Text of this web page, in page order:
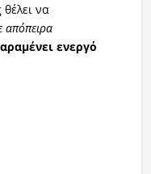
να
απόπειρα
ενεργό